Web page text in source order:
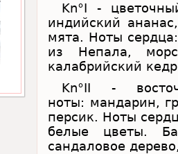
Kn°I -
индийский
мята. Ноты
из Непала,
калабрийский
Kn°II -
ноты: мандарин,
персик. Ноты
белые цветы.
сандаловое